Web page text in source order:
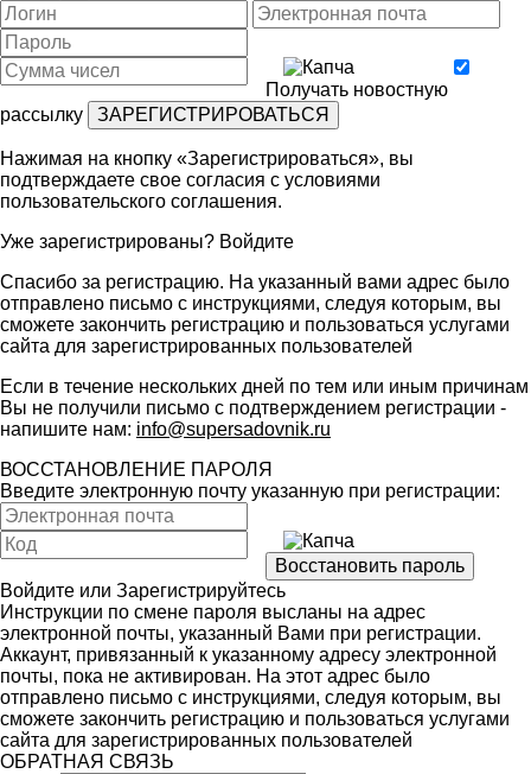
Получать новостную
рассылку
Нажимая на кнопку «Зарегистрироваться», вы
подтверждаете свое согласия с условиями
пользовательского соглашения.
Уже зарегистрированы? Войдите
Спасибо за регистрацию. На указанный вами адрес было
отправлено письмо с инструкциями, следуя которым, вы
сможете закончить регистрацию и пользоваться услугами
сайта для зарегистрированных пользователей
Если в течение нескольких дней по тем или иным причинам
Вы не получили письмо с подтверждением регистрации -
напишите нам: info@supersadovnik.ru
ВОССТАНОВЛЕНИЕ ПАРОЛЯ
Введите электронную почту указанную при регистрации:
Войдите или Зарегистрируйтесь
Инструкции по смене пароля высланы на адрес
электронной почты, указанный Вами при регистрации.
Аккаунт, привязанный к указанному адресу электронной
почты, пока не активирован. На этот адрес было
отправлено письмо с инструкциями, следуя которым, вы
сможете закончить регистрацию и пользоваться услугами
сайта для зарегистрированных пользователей
ОБРАТНАЯ СВЯЗЬ